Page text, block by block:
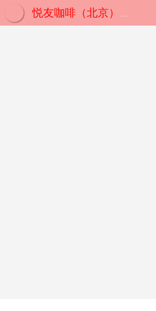
悦友咖啡（北京）有限公司